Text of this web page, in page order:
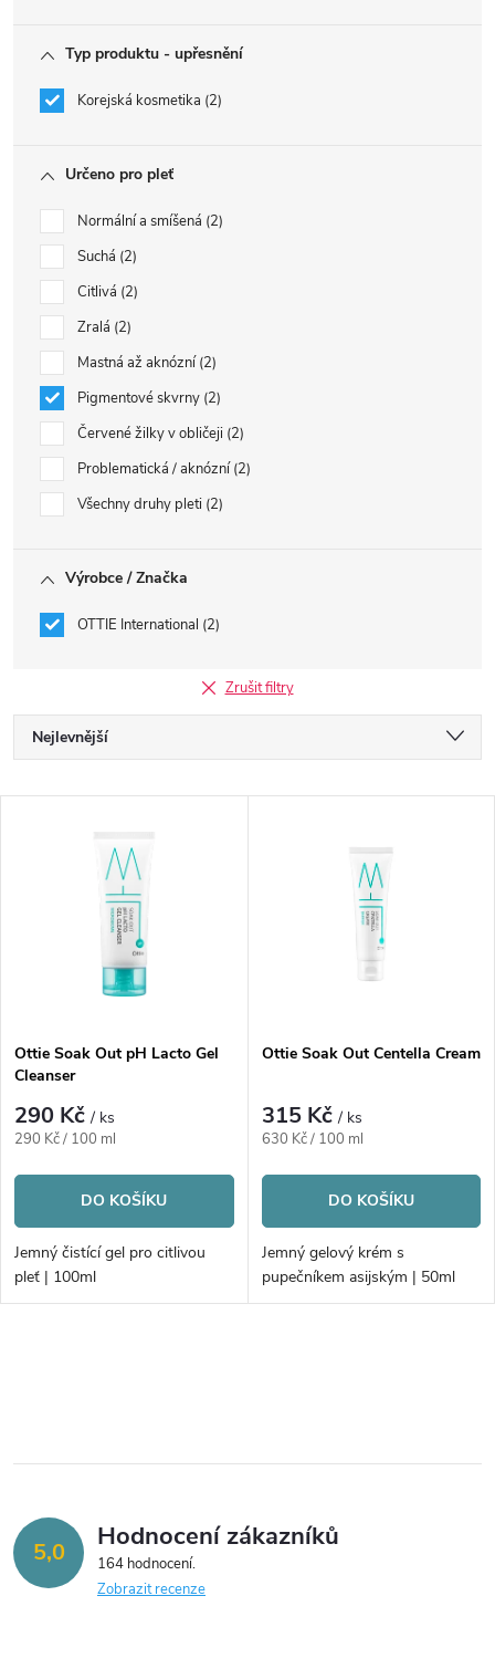
Typ produktu - upřesnění
Korejská kosmetika 2
Určeno pro pleť
Normální a smíšená 2
Suchá 2
Citlivá 2
Zralá 2
Mastná až aknózní 2
Pigmentové skvrny 2
Červené žilky v obličeji 2
Problematická / aknózní 2
Všechny druhy pleti 2
Výrobce / Značka
OTTIE International 2
Zrušit filtry
Ř
a
p
r
o
d
u
ů
Nejlevnější
s
p
r
o
d
u
ů
Ottie Soak Out pH Lacto Gel
Cleanser
290 Kč/ ks
Měrná
290 Kč / 100 ml
DO KOŠÍKU
Jemný čistící gel pro citlivou
pleť | 100ml
Ottie Soak Out Centella Cream
315 Kč/ ks
Měrná
630 Kč / 100 ml
DO KOŠÍKU
Jemný gelový krém s
pupečníkem asijským | 50ml
l
d
a
5,0 Hodnocení zákazníků
164 hodnocení
Zobrazit recenze